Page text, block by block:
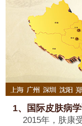
1、国际皮肤病
2015年，肤康